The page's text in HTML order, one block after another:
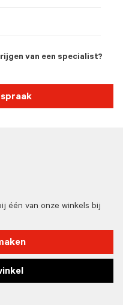
van een specialist?
één van onze winkels bij